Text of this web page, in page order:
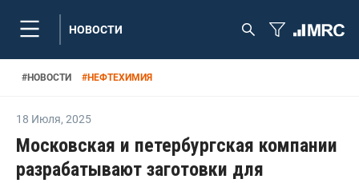
НОВОСТИ
#НОВОСТИ #НЕФТЕХИМИЯ
18 Июля, 2025
Московская и петербургская компании
разрабатывают заготовки для